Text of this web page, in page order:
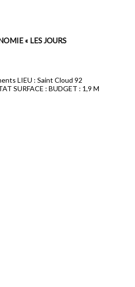
« LES JOURS
LIEU : Saint Cloud 92
SURFACE : BUDGET : 1,9 M